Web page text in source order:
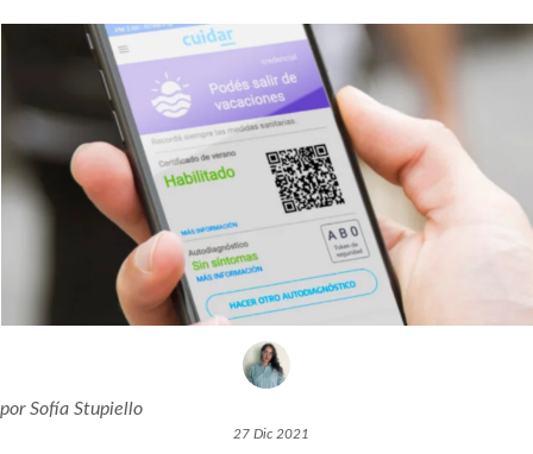
porSofía Stupiello
27 Dic 2021